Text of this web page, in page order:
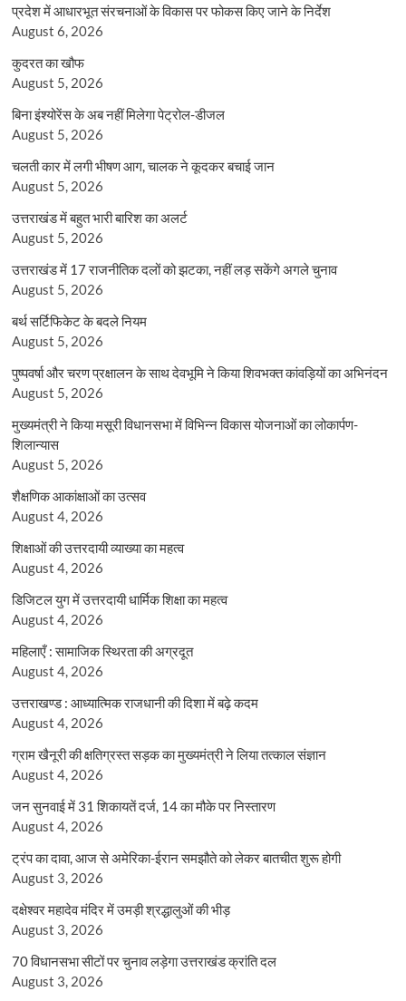
प्रदेश में आधारभूत संरचनाओं के विकास पर फोकस किए जाने के निर्देश
August 6, 2026
कुदरत का खौफ
August 5, 2026
बिना इंश्योरेंस के अब नहीं मिलेगा पेट्रोल-डीजल
August 5, 2026
चलती कार में लगी भीषण आग, चालक ने कूदकर बचाई जान
August 5, 2026
उत्तराखंड में बहुत भारी बारिश का अलर्ट
August 5, 2026
उत्तराखंड में 17 राजनीतिक दलों को झटका, नहीं लड़ सकेंगे अगले चुनाव
August 5, 2026
बर्थ सर्टिफिकेट के बदले नियम
August 5, 2026
पुष्पवर्षा और चरण प्रक्षालन के साथ देवभूमि ने किया शिवभक्त कांवड़ियों का अभिनंदन
August 5, 2026
मुख्यमंत्री ने किया मसूरी विधानसभा में विभिन्न विकास योजनाओं का लोकार्पण-
शिलान्यास
August 5, 2026
शैक्षणिक आकांक्षाओं का उत्सव
August 4, 2026
शिक्षाओं की उत्तरदायी व्याख्या का महत्व
August 4, 2026
डिजिटल युग में उत्तरदायी धार्मिक शिक्षा का महत्व
August 4, 2026
महिलाएँ : सामाजिक स्थिरता की अग्रदूत
August 4, 2026
उत्तराखण्ड : आध्यात्मिक राजधानी की दिशा में बढ़े कदम
August 4, 2026
ग्राम खैनूरी की क्षतिग्रस्त सड़क का मुख्यमंत्री ने लिया तत्काल संज्ञान
August 4, 2026
जन सुनवाई में 31 शिकायतें दर्ज, 14 का मौके पर निस्तारण
August 4, 2026
ट्रंप का दावा, आज से अमेरिका-ईरान समझौते को लेकर बातचीत शुरू होगी
August 3, 2026
दक्षेश्वर महादेव मंदिर में उमड़ी श्रद्धालुओं की भीड़
August 3, 2026
70 विधानसभा सीटों पर चुनाव लड़ेगा उत्तराखंड क्रांति दल
August 3, 2026